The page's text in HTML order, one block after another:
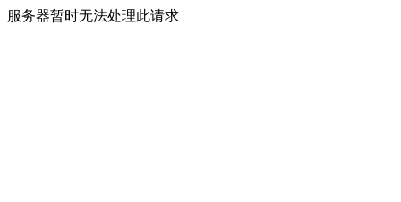
服务器暂时无法处理此请求